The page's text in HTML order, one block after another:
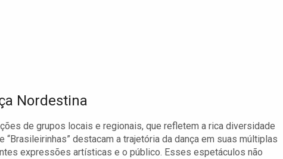
Nordestina
de grupos locais e regionais, que refletem a rica diversidade
“Brasileirinhas” destacam a trajetória da dança em suas múltiplas
expressões artísticas e o público. Esses espetáculos não